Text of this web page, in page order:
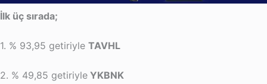
İlk üç sırada;
1. % 93,95 getiriyle TAVHL
2. % 49,85 getiriyle YKBNK